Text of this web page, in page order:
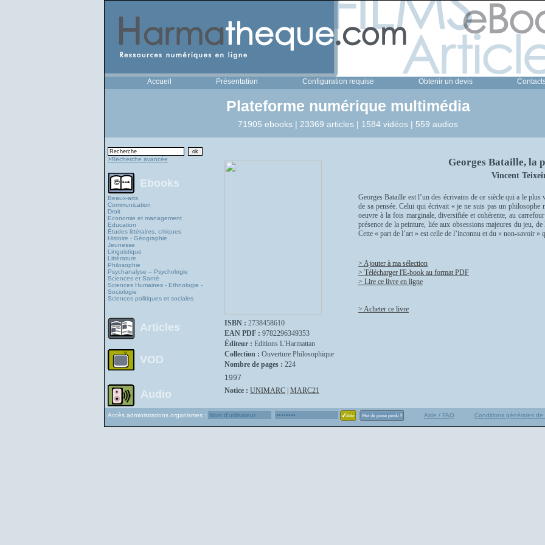
Accueil Présentation Configuration requise Obtenir un devis
Plateforme numérique multimédia
71905 ebooks | 23369 articles | 1584 vidéos | 559 audios
>Recherche avancée
Ebooks
Beaux-arts
Communication
Droit
Economie et management
Education
Études littéraires, critiques
Histoire - Géographie
Jeunesse
Linguistique
Littérature
Philosophie
Psychanalyse – Psychologie
Sciences et Santé
Sciences Humaines - Ethnologie -
Sociologie
Sciences politiques et sociales
Articles
VOD
Audio
ISBN : 2738458610
EAN PDF : 9782296349353
Éditeur : Editions L'Harmattan
Collection : Ouverture Philosophique
Nombre de pages : 224
1997
Notice : UNIMARC MARC21
Georges Bataille, la
Vincent
Georges Bataille est l’un des écrivains de ce siècle qui a le
de sa pensée. Celui qui écrivait « je ne suis pas un
oeuvre à la fois marginale, diversifiée et cohérente, au
présence de la peinture, liée aux obsessions majeures du jeu,
Cette « part de l’art » est celle de l’inconnu et du « non-savoir
> Ajouter à ma sélection
> Télécharger l'E-book au format PDF
> Lire ce livre en ligne
> Acheter ce livre
Accès administrations organismes : Aide / FAQ Conditions générales de